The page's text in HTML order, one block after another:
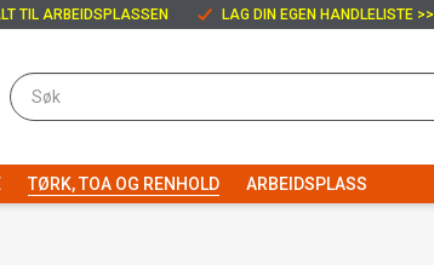
TIL ARBEIDSPLASSEN LAG DIN EGEN HANDLELISTE >>
TØRK, TOA OG RENHOLD ARBEIDSPLASS